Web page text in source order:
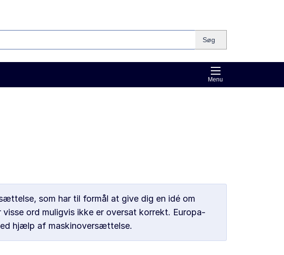
Søg
Menu
som har til formål at give dig en idé om
ord muligvis ikke er oversat korrekt. Europa-
hjælp af maskinoversættelse.